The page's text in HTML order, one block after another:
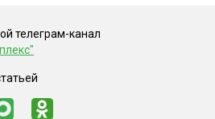
телеграм-канал